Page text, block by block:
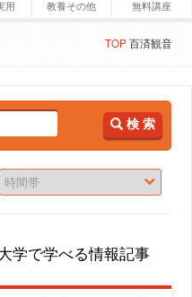
用 教養その他 無料講座
TOP百済観音
検 索
学で学べる情報記事